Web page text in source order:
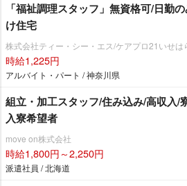
「福祉調理スタッフ」無資格可/日勤
け住宅
株式会社ティー・シー・エス/ケアプロ21いせは
時給1,225円
アルバイト・パート / 神奈川県
組立・加工スタッフ/住み込み/高収入/
入寮希望者
move on株式会社
時給1,800円～2,250円
派遣社員 / 北海道